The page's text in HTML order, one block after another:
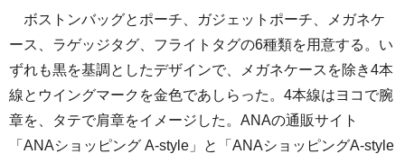
ボストンバッグとポーチ、ガジェットポーチ、メガネケ
ース、ラゲッジタグ、フライトタグの6種類を用意する。い
ずれも黒を基調としたデザインで、メガネケースを除き4本
線とウイングマークを金色であしらった。4本線はヨコで腕
章を、タテで肩章をイメージした。ANAの通販サイト
「ANAショッピング A-style」と「ANAショッピングA-style